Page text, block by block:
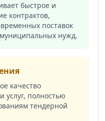
быстрое и
контрактов,
поставок
нужд.
качество
услуг, полностью
тендерной